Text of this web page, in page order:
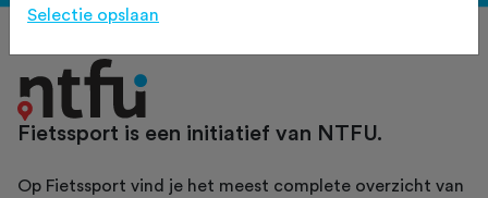
Fietssport is een initiatief van NTFU.
Op Fietssport vind je het meest complete overzicht van
Selectie opslaan